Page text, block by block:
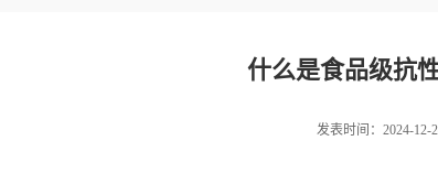
什么是食品级抗
发表时间：2024-12-